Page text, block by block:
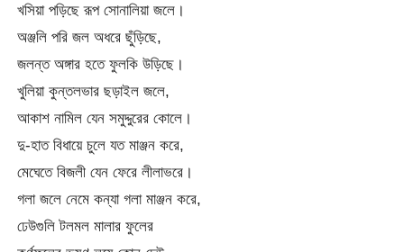
খসিয়া পড়িছে রূপ সোনালিয়া জলে।
অঞ্জলি পরি জল অধরে ছুঁড়িছে,
জলন্ত অঙ্গার হতে ফুলকি উড়িছে।
খুলিয়া কুন্তলভার ছড়াইল জলে,
আকাশ নামিল যেন সমুদ্দুরের কোলে।
দু-হাত বিধায়ে চুলে যত মাঞ্জন করে,
মেঘেতে বিজলী যেন ফেরে লীলাভরে।
গলা জলে নেমে কন্যা গলা মাঞ্জন করে,
ঢেউগুলি টলমল মালার ফুলের